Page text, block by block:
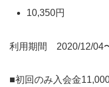
10,350円
利用期間 2020/12/04
■初回のみ入会金